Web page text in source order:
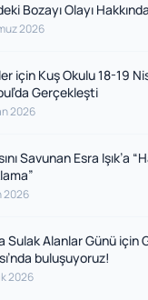
Bozayı Olayı
2026
için Kuş Okulu 18-19
Gerçekleşti
2026
Savunan Esra Işık’a
2026
Sulak Alanlar Günü için
buluşuyoruz!
2026